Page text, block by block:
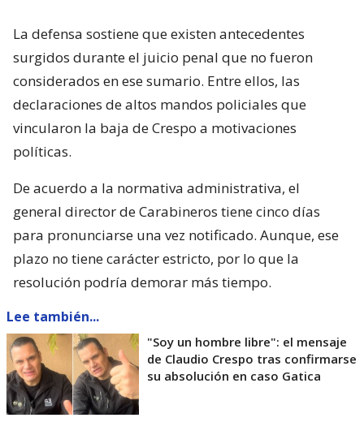
La defensa sostiene que existen antecedentes
surgidos durante el juicio penal que no fueron
considerados en ese sumario. Entre ellos, las
declaraciones de altos mandos policiales que
vincularon la baja de Crespo a motivaciones
políticas.
De acuerdo a la normativa administrativa, el
general director de Carabineros tiene cinco días
para pronunciarse una vez notificado. Aunque, ese
plazo no tiene carácter estricto, por lo que la
resolución podría demorar más tiempo.
Lee también...
"Soy un hombre libre": el mensaje
de Claudio Crespo tras confirmarse
su absolución en caso Gatica